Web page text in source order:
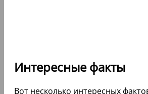
Интересные факты
Вот несколько интересных